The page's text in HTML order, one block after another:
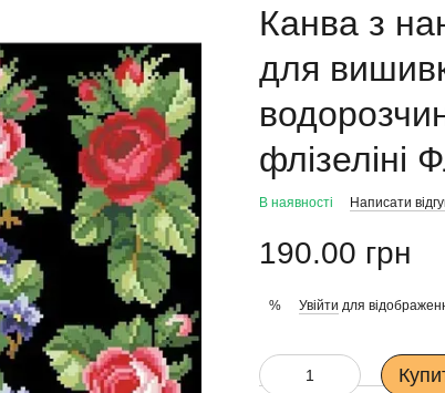
Канва з
для
флізеліні
В наявності Написати
190.00 грн
% Увійти для